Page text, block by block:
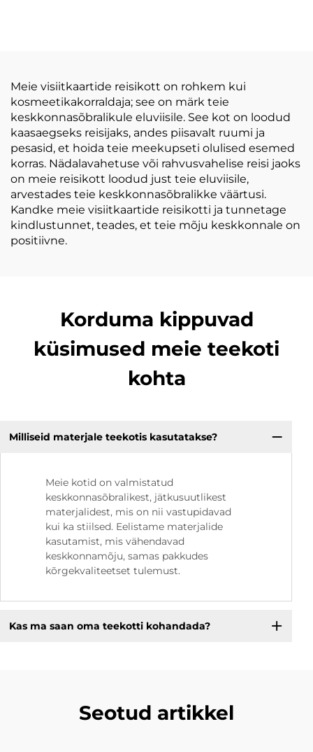
Meie visiitkaartide reisikott on rohkem kui
kosmeetikakorraldaja; see on märk teie
keskkonnasõbralikule eluviisile. See kot on loodud
kaasaegseks reisijaks, andes piisavalt ruumi ja
pesasid, et hoida teie meekupseti olulised esemed
korras. Nädalavahetuse või rahvusvahelise reisi jaoks
on meie reisikott loodud just teie eluviisile,
arvestades teie keskkonnasõbralikke väärtusi.
Kandke meie visiitkaartide reisikotti ja tunnetage
kindlustunnet, teades, et teie mõju keskkonnale on
positiivne.
Korduma kippuvad
küsimused meie teekoti
kohta
Milliseid materjale teekotis kasutatakse?
Meie kotid on valmistatud
keskkonnasõbralikest, jätkusuutlikest
materjalidest, mis on nii vastupidavad
kui ka stiilsed. Eelistame materjalide
kasutamist, mis vähendavad
keskkonnamõju, samas pakkudes
kõrgekvaliteetset tulemust.
Kas ma saan oma teekotti kohandada?
Seotud artikkel